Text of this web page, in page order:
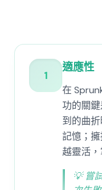
1
適應性
在
功的關
到的曲
記憶；
越靈活
💡 嘗